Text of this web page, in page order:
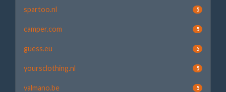
spartoo.nl 5
camper.com 5
guess.eu 5
yoursclothing.nl 5
valmano.be 5